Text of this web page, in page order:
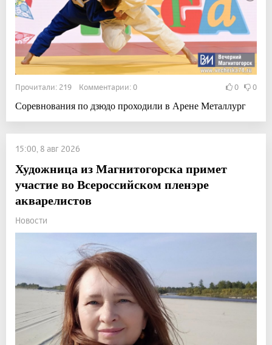
Прочитали: 219 Комментарии: 0 0 0
Соревнования по дзюдо проходили в Арене Металлург
15:00, 8 авг 2026
Художница из Магнитогорска примет
участие во Всероссийском пленэре
акварелистов
Новости